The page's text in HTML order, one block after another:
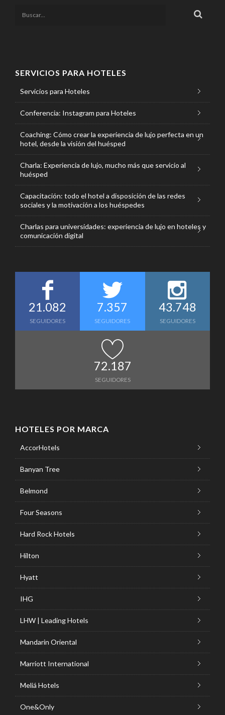
SERVICIOS PARA HOTELES
Servicios para Hoteles
Conferencia: Instagram para Hoteles
Coaching: Cómo crear la experiencia de lujo perfecta en un
hotel, desde la visión del huésped
Charla: Experiencia de lujo, mucho más que servicio al
huésped
Capacitación: todo el hotel a disposición de las redes
sociales y la motivación a los huéspedes
Charlas para universidades: experiencia de lujo en hoteles y
comunicación digital
21.082
SEGUIDORES
7.357
SEGUIDORES
43.748
SEGUIDORES
72.187
SEGUIDORES
HOTELES POR MARCA
AccorHotels
Banyan Tree
Belmond
Four Seasons
Hard Rock Hotels
Hilton
Hyatt
IHG
LHW | Leading Hotels
Mandarin Oriental
Marriott International
Meliá Hotels
One&Only